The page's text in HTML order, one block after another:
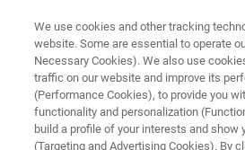
Bruker Corporation
We use cookies and other tracking
website. Some are essential to operate
Necessary Cookies). We also use
traffic on our website and improve its
(Performance Cookies), to provide you
functionality and personalization
build a profile of your interests and show
(Targeting and Advertising Cookies). By